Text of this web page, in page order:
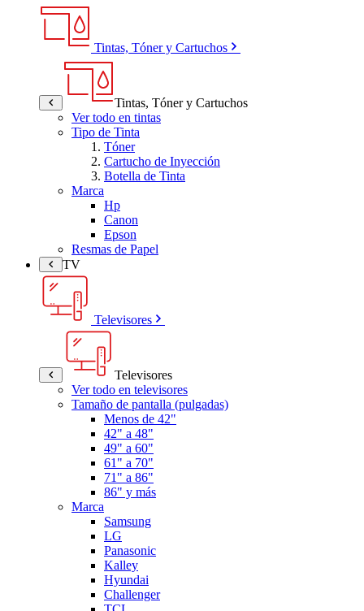
Tintas, Tóner y Cartuchos
Tintas, Tóner y Cartuchos
Ver todo en tintas
Tipo de Tinta
Tóner
Cartucho de Inyección
Botella de Tinta
Marca
Hp
Canon
Epson
Resmas de Papel
TV
Televisores
Televisores
Ver todo en televisores
Tamaño de pantalla (pulgadas)
Menos de 42"
42" a 48"
49" a 60"
61" a 70"
71" a 86"
86" y más
Marca
Samsung
LG
Panasonic
Kalley
Hyundai
Challenger